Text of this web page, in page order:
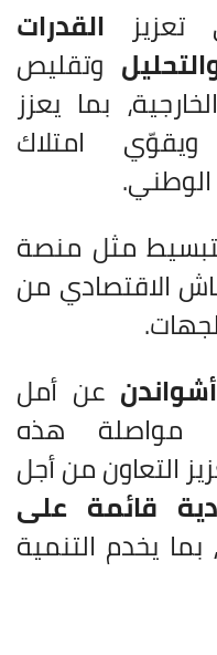
القدرات
وتقليص
بما يعزز
ويقوّي امتلاك
مثل منصة
الاقتصادي من
عن أمل
مواصلة هذه
التعاون من أجل
قائمة على
، بما يخدم التنمية